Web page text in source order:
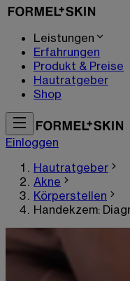
Leistungen
Erfahrungen
Produkt & Preise
Hautratgeber
Shop
Einloggen
Hautratgeber
Akne
Körperstellen
Handekzem: